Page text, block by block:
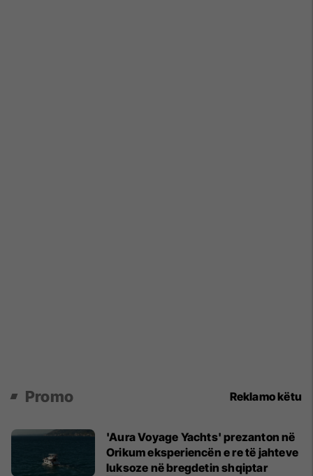
Promo Reklamo këtu
'Aura Voyage Yachts' prezanton në
Orikum eksperiencën e re të jahteve
luksoze në bregdetin shqiptar